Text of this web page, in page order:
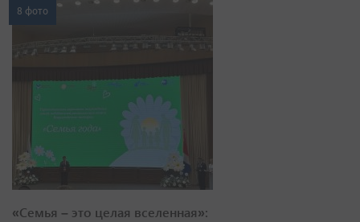
8 фото
«Семья – это целая вселенная»: